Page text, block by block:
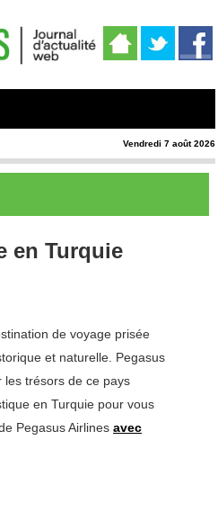
Vendredi 7 août 2026
en Turquie
de voyage prisée
et naturelle. Pegasus
les trésors de ce pays
en Turquie pour vous
Pegasus Airlines avec